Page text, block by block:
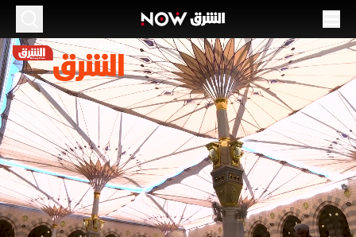
00:11/02:54
الموسم 2026
مظلات المسجد النبوي.. أجنحة رحمة تدار بعقول
سعودية
19 مايو 2026 02:53 أخبار
تقارير الشرق